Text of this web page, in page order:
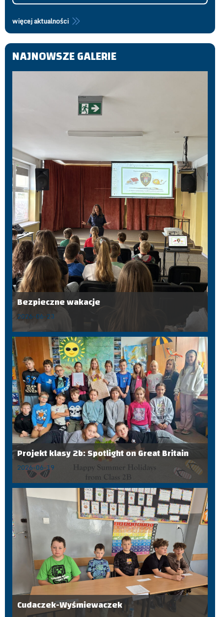
więcej aktualności
NAJNOWSZE GALERIE
Bezpieczne wakacje
2026-06-23
Projekt klasy 2b: Spotlight on Great Britain
2026-06-19
Cudaczek-Wyśmiewaczek